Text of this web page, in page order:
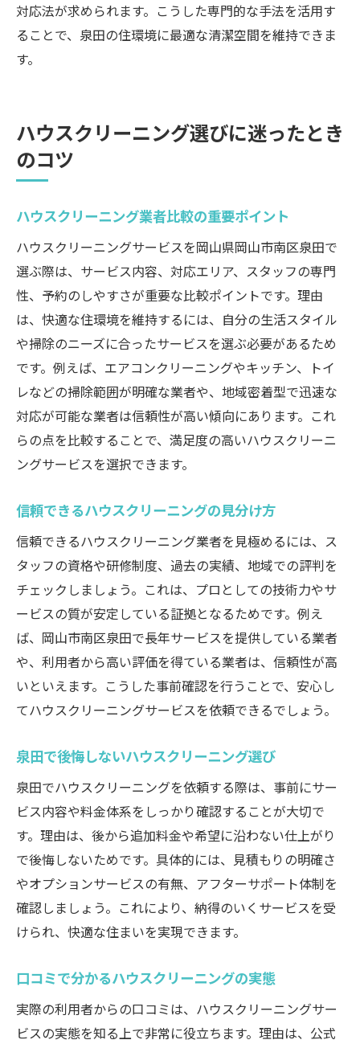
対応法が求められます。こうした専門的な手法を活用す
ることで、泉田の住環境に最適な清潔空間を維持できま
す。
ハウスクリーニング選びに迷ったとき
のコツ
ハウスクリーニング業者比較の重要ポイント
ハウスクリーニングサービスを岡山県岡山市南区泉田で
選ぶ際は、サービス内容、対応エリア、スタッフの専門
性、予約のしやすさが重要な比較ポイントです。理由
は、快適な住環境を維持するには、自分の生活スタイル
や掃除のニーズに合ったサービスを選ぶ必要があるため
です。例えば、エアコンクリーニングやキッチン、トイ
レなどの掃除範囲が明確な業者や、地域密着型で迅速な
対応が可能な業者は信頼性が高い傾向にあります。これ
らの点を比較することで、満足度の高いハウスクリーニ
ングサービスを選択できます。
信頼できるハウスクリーニングの見分け方
信頼できるハウスクリーニング業者を見極めるには、ス
タッフの資格や研修制度、過去の実績、地域での評判を
チェックしましょう。これは、プロとしての技術力やサ
ービスの質が安定している証拠となるためです。例え
ば、岡山市南区泉田で長年サービスを提供している業者
や、利用者から高い評価を得ている業者は、信頼性が高
いといえます。こうした事前確認を行うことで、安心し
てハウスクリーニングサービスを依頼できるでしょう。
泉田で後悔しないハウスクリーニング選び
泉田でハウスクリーニングを依頼する際は、事前にサー
ビス内容や料金体系をしっかり確認することが大切で
す。理由は、後から追加料金や希望に沿わない仕上がり
で後悔しないためです。具体的には、見積もりの明確さ
やオプションサービスの有無、アフターサポート体制を
確認しましょう。これにより、納得のいくサービスを受
けられ、快適な住まいを実現できます。
口コミで分かるハウスクリーニングの実態
実際の利用者からの口コミは、ハウスクリーニングサー
ビスの実態を知る上で非常に役立ちます。理由は、公式